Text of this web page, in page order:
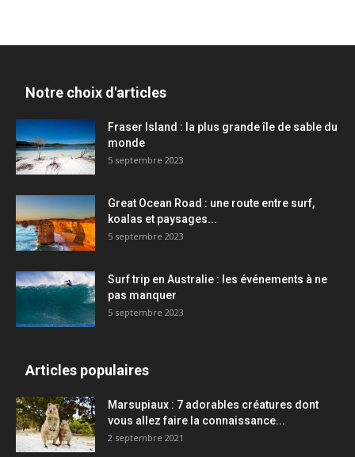
Notre choix d'articles
Fraser Island : la plus grande île de sable du
monde
5 septembre 2023
Great Ocean Road : une route entre surf,
koalas et paysages...
5 septembre 2023
Surf trip en Australie : les événements à ne
pas manquer
5 septembre 2023
Articles populaires
Marsupiaux : 7 adorables créatures dont
vous allez faire la connaissance...
2 septembre 2021